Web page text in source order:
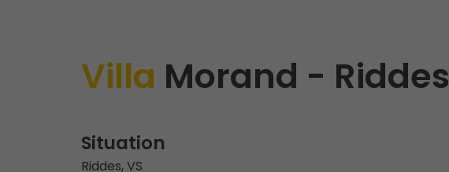
Villa Morand - Riddes
Situation
Riddes, VS